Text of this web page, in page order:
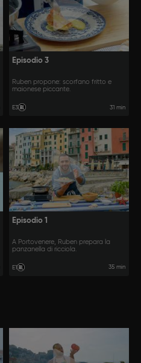
Episodio 3
Ruben propone: scorfano fritto e
maionese piccante.
E3 31 min
Episodio 1
A Portovenere, Ruben prepara la
panzanella di ricciola.
E1 35 min